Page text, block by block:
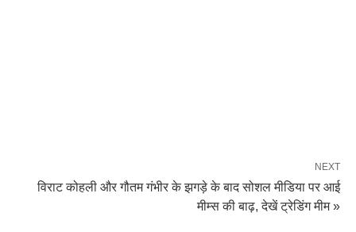
NEXT
विराट कोहली और गौतम गंभीर के झगड़े के बाद ‌सोशल मीडिया पर आई
मीम्स की बाढ़, देखें ट्रेडिंग मीम »